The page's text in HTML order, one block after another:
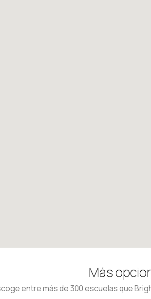
Más
entre más de 300 escuelas que